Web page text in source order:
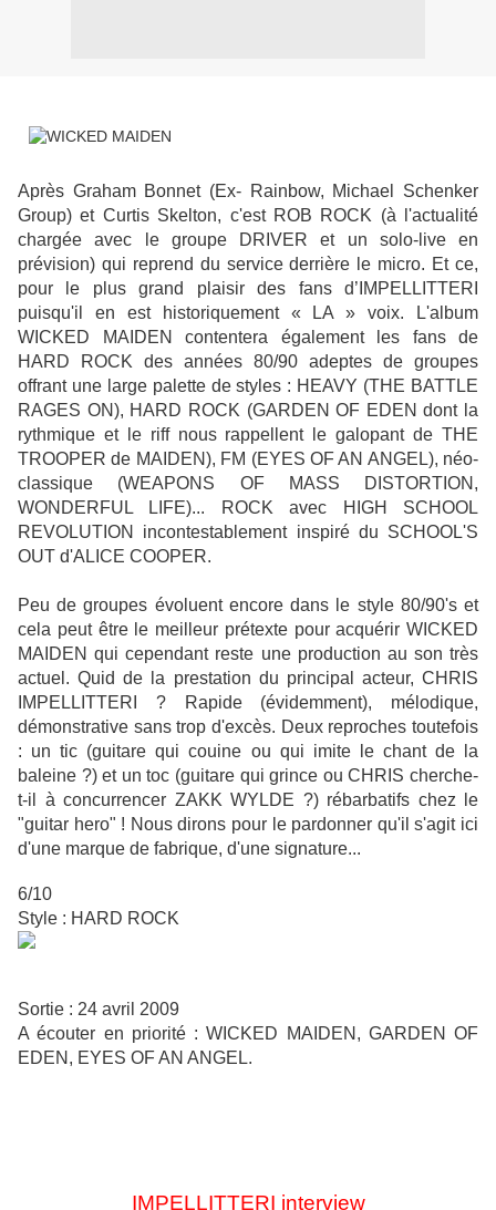
Après Graham Bonnet (Ex- Rainbow, Michael Schenker
Group) et Curtis Skelton, c'est ROB ROCK (à l'actualité
chargée avec le groupe DRIVER et un solo-live en
prévision) qui reprend du service derrière le micro. Et ce,
pour le plus grand plaisir des fans d’IMPELLITTERI
puisqu'il en est historiquement « LA » voix. L'album
WICKED MAIDEN contentera également les fans de
HARD ROCK des années 80/90 adeptes de groupes
offrant une large palette de styles : HEAVY (THE BATTLE
RAGES ON), HARD ROCK (GARDEN OF EDEN dont la
rythmique et le riff nous rappellent le galopant de THE
TROOPER de MAIDEN), FM (EYES OF AN ANGEL), néo-
classique (WEAPONS OF MASS DISTORTION,
WONDERFUL LIFE)... ROCK avec HIGH SCHOOL
REVOLUTION incontestablement inspiré du SCHOOL'S
OUT d'ALICE COOPER.
Peu de groupes évoluent encore dans le style 80/90's et
cela peut être le meilleur prétexte pour acquérir WICKED
MAIDEN qui cependant reste une production au son très
actuel. Quid de la prestation du principal acteur, CHRIS
IMPELLITTERI ? Rapide (évidemment), mélodique,
démonstrative sans trop d'excès. Deux reproches toutefois
: un tic (guitare qui couine ou qui imite le chant de la
baleine ?) et un toc (guitare qui grince ou CHRIS cherche-
t-il à concurrencer ZAKK WYLDE ?) rébarbatifs chez le
"guitar hero" ! Nous dirons pour le pardonner qu'il s'agit ici
d'une marque de fabrique, d'une signature...
6/10
Style : HARD ROCK
Sortie : 24 avril 2009
A écouter en priorité : WICKED MAIDEN, GARDEN OF
EDEN, EYES OF AN ANGEL.
IMPELLITTERI interview